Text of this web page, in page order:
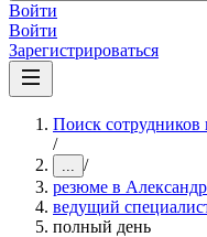
Войти
Войти
Зарегистрироваться
Поиск сотрудников
/
... /
резюме в
ведущий
полный день